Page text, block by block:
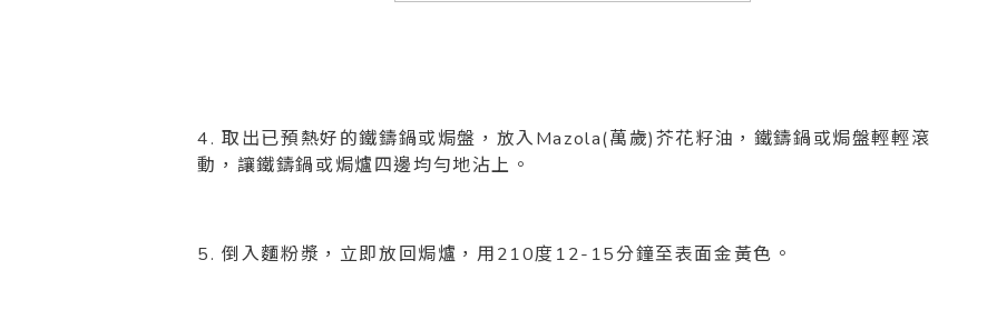
4. 取出已預熱好的鐵鑄鍋或焗盤，放入Mazola(萬歲)芥花籽油，鐵鑄鍋或焗盤輕輕滾
動，讓鐵鑄鍋或焗爐四邊均勻地沾上。
5. 倒入麵粉漿，立即放回焗爐，用210度12-15分鐘至表面金黃色。